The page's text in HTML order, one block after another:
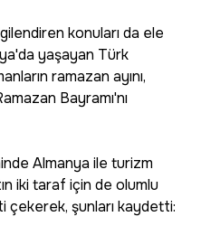
konuları da ele
yaşayan Türk
ramazan ayını,
Bayramı'nı
Almanya ile turizm
iki taraf için de olumlu
çekerek, şunları kaydetti: